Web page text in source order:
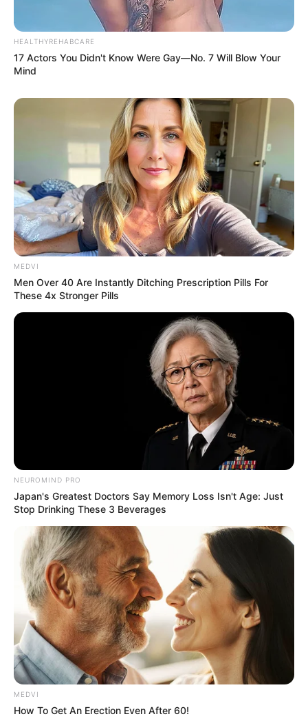
HEALTHYREHABCARE
17 Actors You Didn't Know Were Gay—No. 7 Will Blow Your
Mind
MEDVI
Men Over 40 Are Instantly Ditching Prescription Pills For
These 4x Stronger Pills
NEUROMIND PRO
Japan's Greatest Doctors Say Memory Loss Isn't Age: Just
Stop Drinking These 3 Beverages
MEDVI
How To Get An Erection Even After 60!